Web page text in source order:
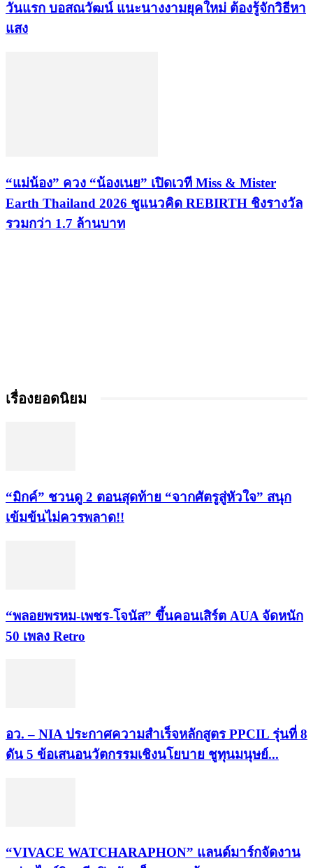
วันแรก บอสณวัฒน์ แนะนางงามยุคใหม่ ต้องรู้จักวิธีหา
แสง
“แม่น้อง” ควง “น้องเนย” เปิดเวที Miss & Mister
Earth Thailand 2026 ชูแนวคิด REBIRTH ชิงรางวัล
รวมกว่า 1.7 ล้านบาท
เรื่องยอดนิยม
“มิกค์” ชวนดู 2 ตอนสุดท้าย “จากศัตรูสู่หัวใจ” สนุก
เข้มข้นไม่ควรพลาด!!
“พลอยพรหม-เพชร-โจนัส” ขึ้นคอนเสิร์ต AUA จัดหนัก
50 เพลง Retro
อว. – NIA ประกาศความสำเร็จหลักสูตร PPCIL รุ่นที่ 8
ดัน 5 ข้อเสนอนวัตกรรมเชิงนโยบาย ชูทุนมนุษย์...
“VIVACE WATCHARAPHON” แลนด์มาร์กจัดงาน